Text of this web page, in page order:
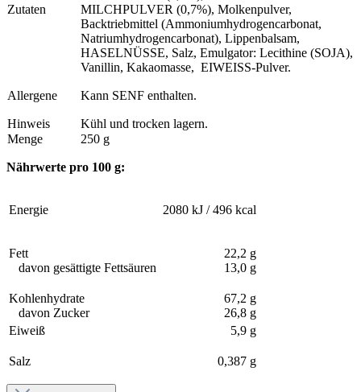
Zutaten
MILCHPULVER (0,7%), Molkenpulver,
Backtriebmittel (Ammoniumhydrogencarbonat,
Natriumhydrogencarbonat), Lippenbalsam,
HASELNÜSSE, Salz, Emulgator: Lecithine (SOJA),
Vanillin, Kakaomasse, EIWEISS-Pulver.
Allergene Kann SENF enthalten.
Hinweis
Kühl und trocken lagern.
Menge
250 g
Nährwerte pro 100 g:
Energie 2080 kJ / 496 kcal
Fett
davon gesättigte Fettsäuren
22,2 g
13,0 g
Kohlenhydrate
davon Zucker
67,2 g
26,8 g
Eiweiß
5,9 g
Salz 0,387 g